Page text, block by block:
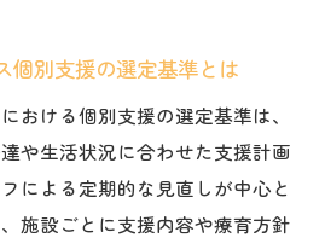
個別支援の選定基準とは
おける個別支援の選定基準は、
や生活状況に合わせた支援計画
による定期的な見直しが中心と
施設ごとに支援内容や療育方針